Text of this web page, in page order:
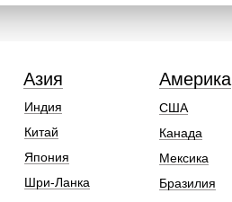
США
Канада
Мексика
Бразилия
Америка
Индия
Китай
Япония
Шри-Ланка
Азия